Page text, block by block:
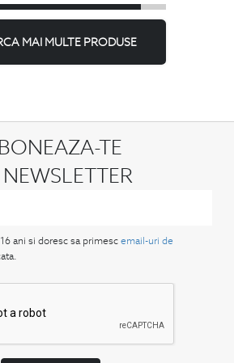
MAI MULTE PRODUSE
TE
ani si doresc sa primesc email-uri de